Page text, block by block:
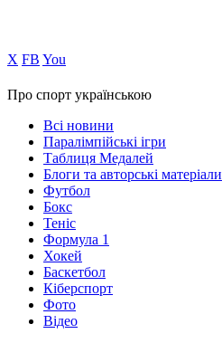
Х FB You
Про спорт українською
Всі новини
Паралімпійські ігри
Таблиця Медалей
Блоги та авторські матеріали
Футбол
Бокс
Теніс
Формула 1
Хокей
Баскетбол
Кіберспорт
Фото
Відео